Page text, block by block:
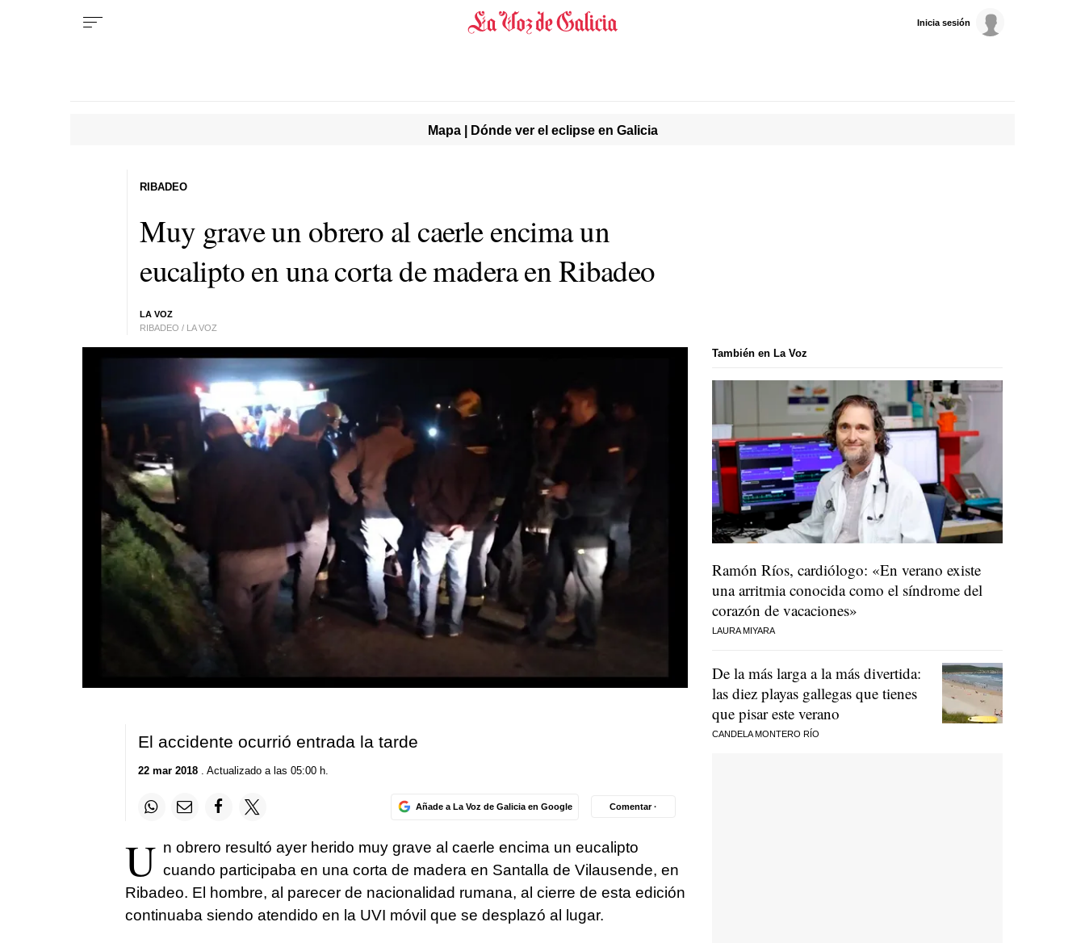
Inicia sesión
Mapa | Dónde ver el eclipse en Galicia
Muy grave un obrero al caerle encima un
eucalipto en una corta de madera en Ribadeo
LA VOZ
RIBADEO / LA VOZ
RIBADEO
El accidente ocurrió entrada la tarde
22 mar 2018. Actualizado a las 05:00 h.
Añade a La Voz de Galicia en Google Comentar ·
U n obrero resultó ayer herido muy grave al caerle encima un eucalipto
cuando participaba en una corta de madera en Santalla de Vilausende, en
Ribadeo. El hombre, al parecer de nacionalidad rumana, al cierre de esta edición
continuaba siendo atendido en la UVI móvil que se desplazó al lugar.
También en La Voz
Ramón Ríos, cardiólogo: «En verano existe
una arritmia conocida como el síndrome del
corazón de vacaciones»
LAURA MIYARA
De la más larga a la más divertida:
las diez playas gallegas que tienes
que pisar este verano
CANDELA MONTERO RÍO